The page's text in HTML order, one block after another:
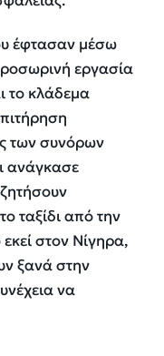
έφτασαν μέσω
εργασία
το κλάδεμα
των συνόρων
ανάγκασε
ταξίδι από την
στον Νίγηρα,
ξανά στην
να